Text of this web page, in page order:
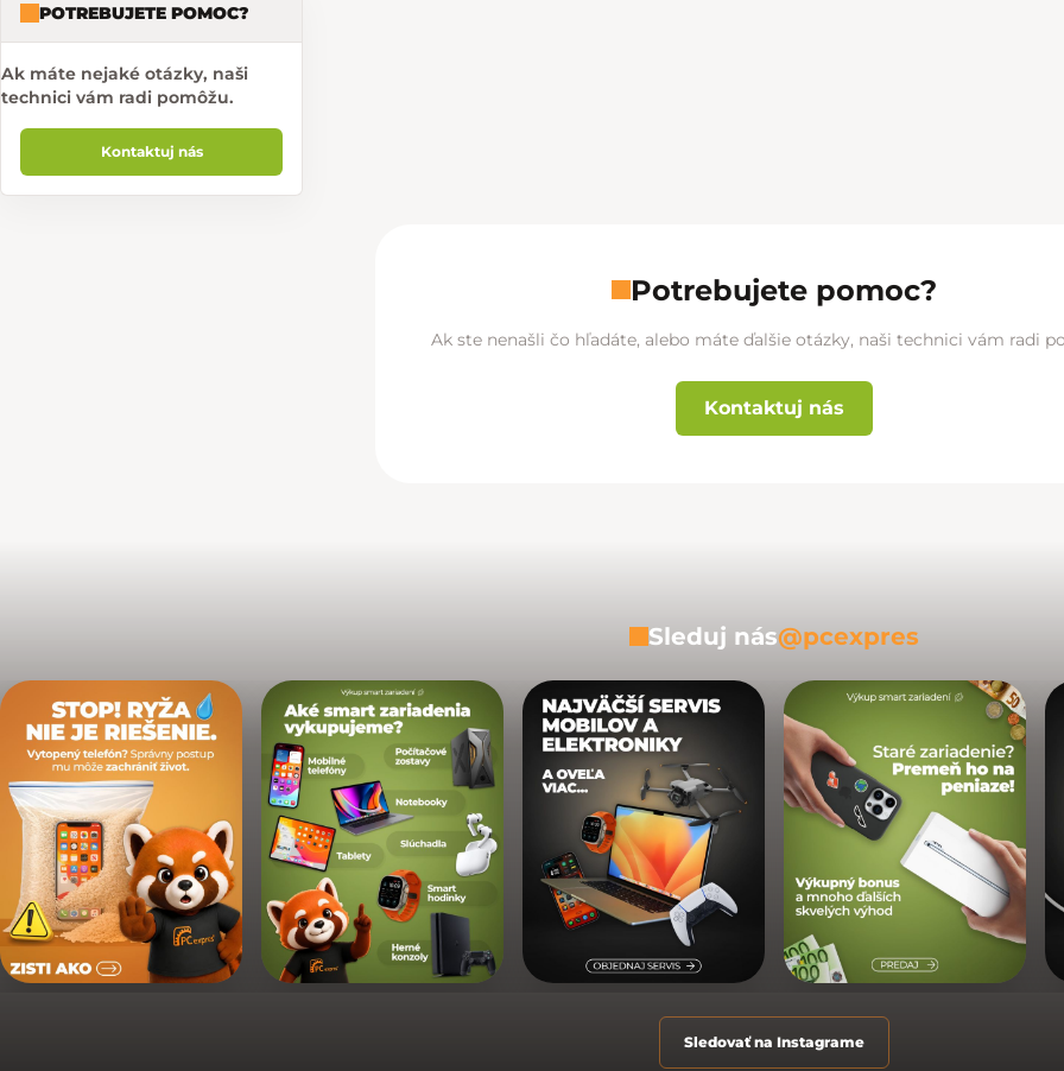
POTREBUJETE POMOC?
Ak máte nejaké otázky, naši
technici vám radi pomôžu.
Kontaktuj nás
Potrebujete pomoc?
Ak ste nenašli čo hľadáte, alebo máte ďalšie otázky, naši technici vám radi
Kontaktuj nás
Sleduj nás@pcexpres
Sledovať na Instagrame